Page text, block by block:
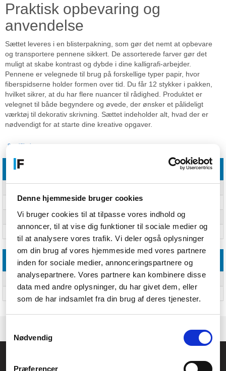
Denne hjemmeside bruger cookies
Vi bruger cookies til at tilpasse vores indhold og
annoncer, til at vise dig funktioner til sociale medier og
til at analysere vores trafik. Vi deler også oplysninger
om din brug af vores hjemmeside med vores partnere
inden for sociale medier, annonceringspartnere og
analysepartnere. Vores partnere kan kombinere disse
data med andre oplysninger, du har givet dem, eller
som de har indsamlet fra din brug af deres tjenester.
Nødvendig
Præferencer
Praktisk opbevaring og
anvendelse
Sættet leveres i en blisterpakning, som gør det nemt at opbevare
og transportere pennene sikkert. De assorterede farver gør det
muligt at skabe kontrast og dybde i dine kalligrafi-arbejder.
Pennene er velegnede til brug på forskellige typer papir, hvor
fiberspidserne holder formen over tid. Du får 12 stykker i pakken,
hvilket sikrer, at du har flere nuancer til rådighed. Produktet er
velegnet til både begyndere og øvede, der ønsker et pålideligt
værktøj til dekorativ skrivning. Sættet indeholder alt, hvad der er
nødvendigt for at starte dine kreative opgaver.
Specifikationer
Funktioner
Produktfarve Flerfarvet
Bolig form Rund
2,3.5 mm
Emballeringsdata
Pakketype Blister